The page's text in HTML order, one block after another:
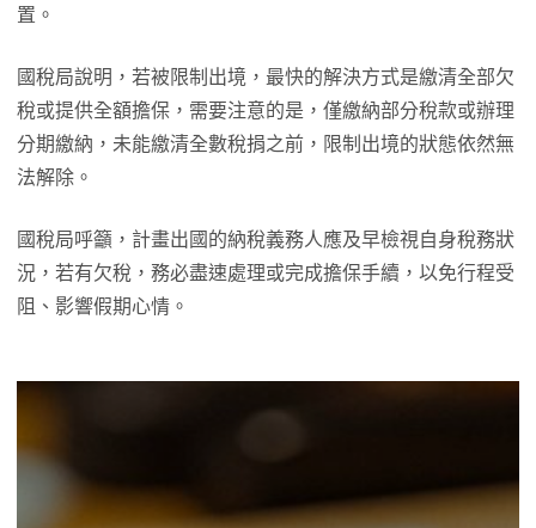
置。
國稅局說明，若被限制出境，最快的解決方式是繳清全部欠
稅或提供全額擔保，需要注意的是，僅繳納部分稅款或辦理
分期繳納，未能繳清全數稅捐之前，限制出境的狀態依然無
法解除。
國稅局呼籲，計畫出國的納稅義務人應及早檢視自身稅務狀
況，若有欠稅，務必盡速處理或完成擔保手續，以免行程受
阻、影響假期心情。